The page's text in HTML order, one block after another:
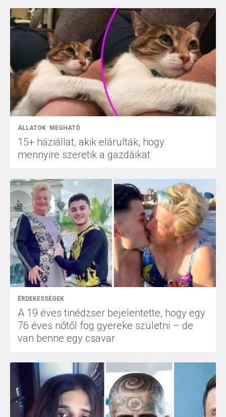
ÁLLATOK MEGHATÓ
15+ háziállat, akik elárulták, hogy
mennyire szeretik a gazdáikat
ÉRDEKESSÉGEK
A 19 éves tinédzser bejelentette, hogy egy
76 éves nőtől fog gyereke születni – de
van benne egy csavar